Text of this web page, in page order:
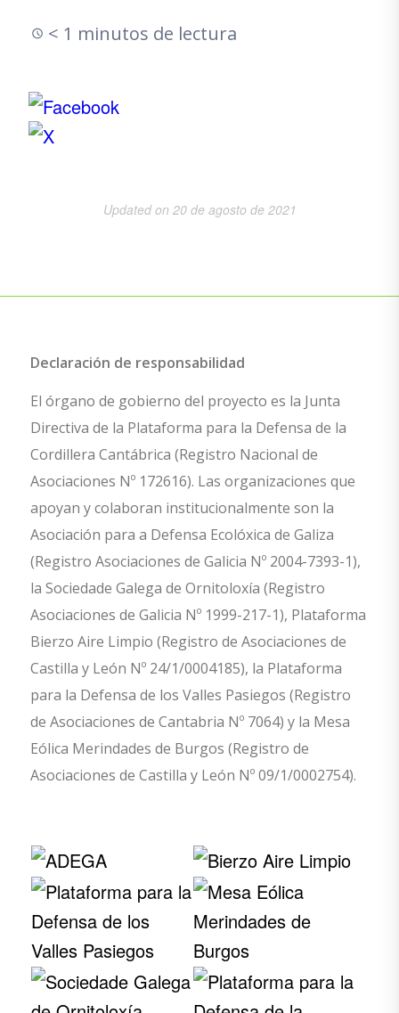
< 1 minutos de lectura
Updated on 20 de agosto de 2021
Declaración de responsabilidad
El órgano de gobierno del proyecto es la Junta
Directiva de la Plataforma para la Defensa de la
Cordillera Cantábrica (Registro Nacional de
Asociaciones Nº 172616). Las organizaciones que
apoyan y colaboran institucionalmente son la
Asociación para a Defensa Ecolóxica de Galiza
(Registro Asociaciones de Galicia Nº 2004-7393-1),
la Sociedade Galega de Ornitoloxía (Registro
Asociaciones de Galicia Nº 1999-217-1), Plataforma
Bierzo Aire Limpio (Registro de Asociaciones de
Castilla y León Nº 24/1/0004185), la Plataforma
para la Defensa de los Valles Pasiegos (Registro
de Asociaciones de Cantabria Nº 7064) y la Mesa
Eólica Merindades de Burgos (Registro de
Asociaciones de Castilla y León Nº 09/1/0002754).